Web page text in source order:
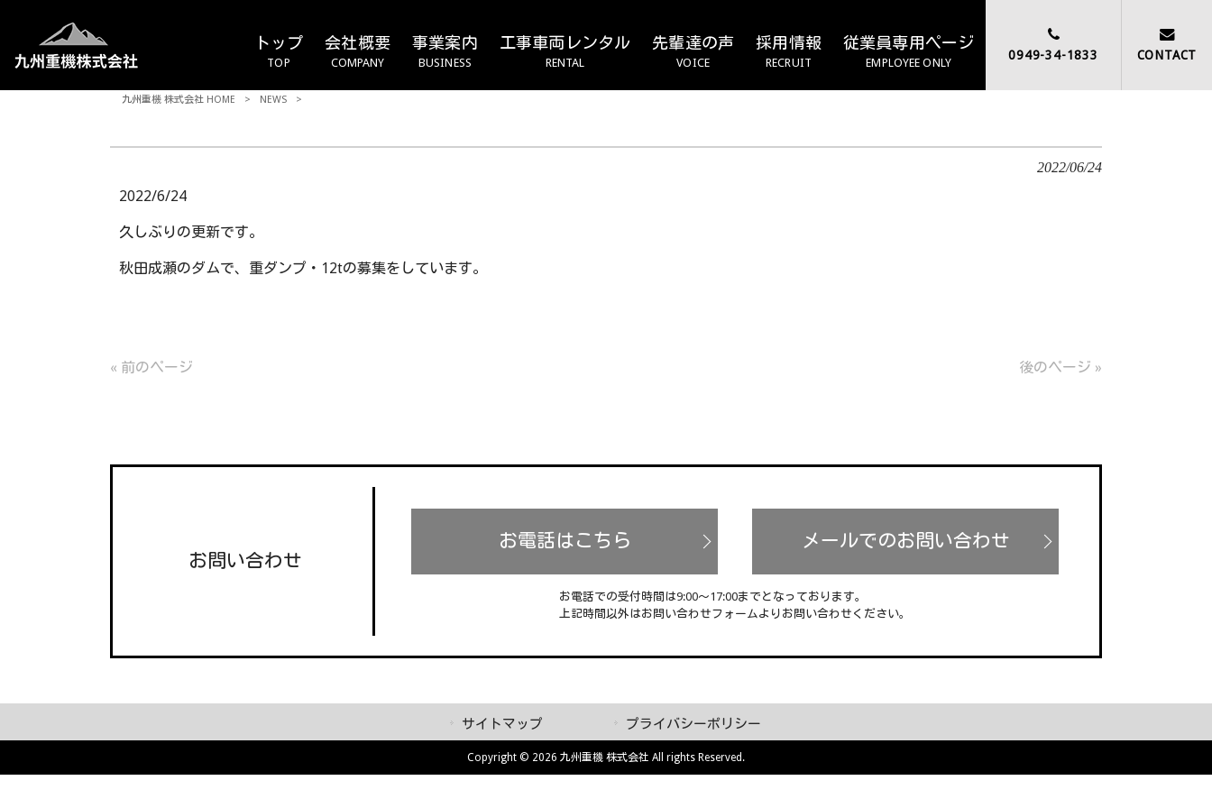
トップ
TOP
会社概要
COMPANY
事業案内
BUSINESS
工事車両レンタル
RENTAL
先輩達の声
VOICE
採用情報
RECRUIT
従業員専用ページ
EMPLOYEE ONLY
0949-34-1833 CONTACT
九州重機 株式会社 HOME > NEWS >
2022/06/24
2022/6/24
久しぶりの更新です。
秋田成瀬のダムで、重ダンプ・12tの募集をしています。
« 前のページ 後のページ »
お問い合わせ
お電話はこちら メールでのお問い合わせ
お電話での受付時間は9:00～17:00までとなっております。
上記時間以外はお問い合わせフォームよりお問い合わせください。
サイトマップ プライバシーポリシー
Copyright © 2026 九州重機 株式会社 All rights Reserved.